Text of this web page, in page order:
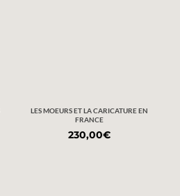
LES MOEURS ET LA CARICATURE EN
FRANCE
230,00€